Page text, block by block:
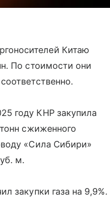
Китаю
По стоимости они
году КНР закупила
сжиженного
«Сила Сибири»
м.
закупки газа на 9,9%.